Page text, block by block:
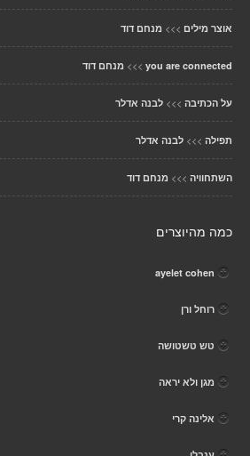
אוצר מילים >>> מנחם דוד
you are connected
>>> מנחם דוד
על הכתיבה >>> לבנה אדלר
תפילה >>> לבנה אדלר
השתחוויה >>> מנחם דוד
כמה מהיוצרים
ayelet cohen
רוחל ורן
טש טשטושה
מגן ולא יראה
אלינה קרי